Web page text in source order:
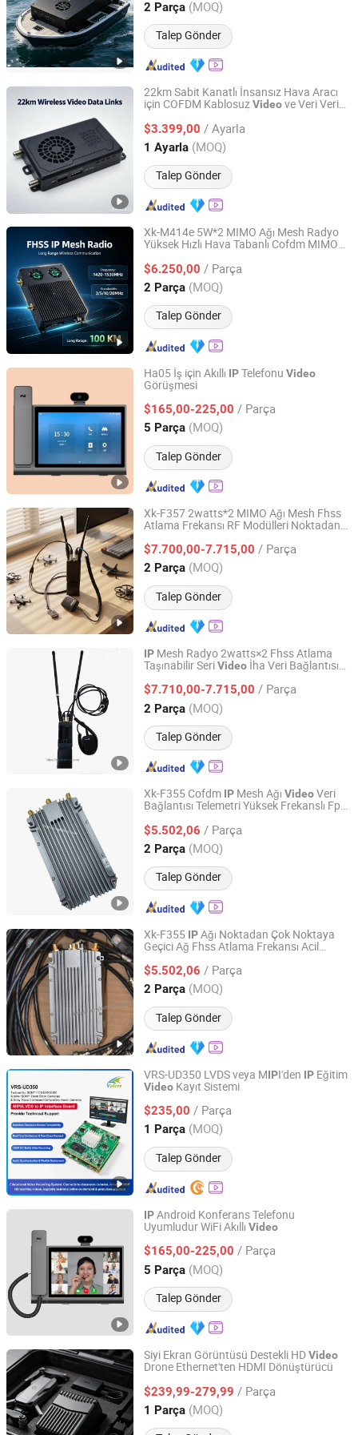
2 Parça (MOQ)
Talep Gönder
Guangdong, China Fiyat 2023
22km Sabit Kanatlı İnsansız Hava Aracı
için COFDM KablosuzVideove Veri Verici
$3.399,00 / Ayarla
1 Ayarla (MOQ)
Talep Gönder
Shenzhen Xingkai Technology Co., Ltd
Guangdong, China Fiyat 2023
Xk-M414e 5W*2 MIMO Ağı Mesh Radyo
Yüksek Hızlı Hava Tabanlı Cofdm MIMO
VideoVeri Bağlantısı Telemetri VTOL
İnsansız Hava Aracı MANET UAV
$6.250,00 / Parça
2 Parça (MOQ)
Talep Gönder
Shenzhen Xingkai Technology Co., Ltd
Guangdong, China Fiyat 2023
Ha05 İş için Akıllı IPTelefonu Video
Görüşmesi
$165,00-225,00 / Parça
5 Parça (MOQ)
Talep Gönder
Shandong Kaer Electric Co., Ltd.
Shandong, China Fiyat 2015
Xk-F357 2watts*2 MIMO Ağı Mesh Fhss
Atlama Frekansı RF Modülleri Noktadan
Bağlantısı Telemetri Geçici AğIP
VTOL İnsansız Hava Aracı için
$7.700,00-7.715,00 / Parça
2 Parça (MOQ)
Talep Gönder
Shenzhen Xingkai Technology Co., Ltd
Guangdong, China Fiyat 2023
IP Mesh Radyo 2watts×2 Fhss Atlama
Taşınabilir SeriVideo İha Veri Bağlantısı
Fpv Quadcopter Drone için
$7.710,00-7.715,00 / Parça
2 Parça (MOQ)
Talep Gönder
Shenzhen Xingkai Technology Co., Ltd
Guangdong, China Fiyat 2023
Xk-F355 Cofdm IP Mesh Ağı VideoVeri
Bağlantısı Telemetri Yüksek Frekanslı Fpv
İnsansız Hava Aracı için
$5.502,06 / Parça
2 Parça (MOQ)
Talep Gönder
Shenzhen Xingkai Technology Co., Ltd
Guangdong, China Fiyat 2023
Xk-F355 IPAğı Noktadan Çok Noktaya
Geçici Ağ Fhss Atlama Frekansı Acil
Telemetri Taktik İletişim için
$5.502,06 / Parça
2 Parça (MOQ)
Talep Gönder
Shenzhen Xingkai Technology Co., Ltd
Guangdong, China Fiyat 2023
VRS-UD350 LVDS veya MIPI'den IP Eğitim
Video Kayıt Sistemi
$235,00 / Parça
1 Parça (MOQ)
Talep Gönder
Shenzhen Ruilong Electronic Information Technology Co.,
Ltd
Guangdong, China Fiyat 2024
IPAndroid Konferans Telefonu
Uyumludur WiFi Akıllı Video
$165,00-225,00 / Parça
5 Parça (MOQ)
Talep Gönder
Shandong Kaer Electric Co., Ltd.
Shandong, China Fiyat 2015
Siyi Ekran Görüntüsü Destekli HDVideo
Drone Ethernet'ten HDMI Dönüştürücü
$239,99-279,99 / Parça
1 Parça (MOQ)
Shenzhen Kunpeng Core Technology Co., Ltd
Guangdong, China Fiyat 2025